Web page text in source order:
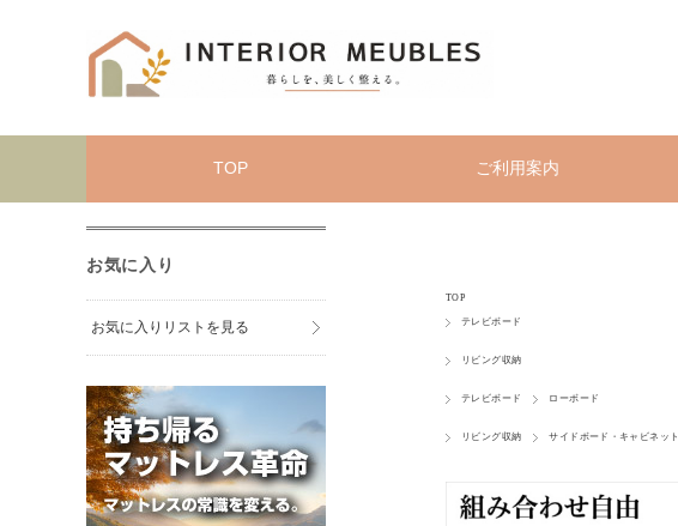
TOP ご利用案内
TOP
テレビボード
リビング収納
テレビボード ローボード
リビング収納 サイドボード・キャビネット
お気に入り
お気に入りリストを見る